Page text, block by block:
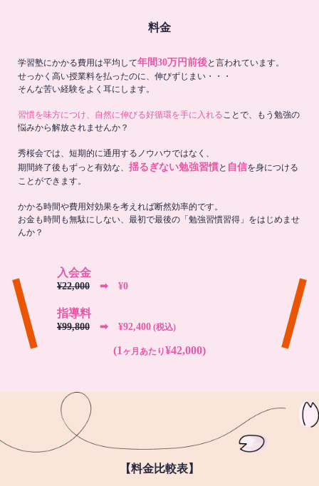
料金
学習塾にかかる費用は平均して年間30万円前後と言われています。
せっかく高い授業料を払ったのに、伸びずじまい・・・
そんな苦い経験をよく耳にします。
習慣を味方につけ、自然に伸びる好循環を手に入れる ことで、もう勉強の
悩みから解放されませんか？
秀桜会では、短期的に通用するノウハウではなく、
期間終了後もずっと有効な、 揺るぎない勉強習慣と 自信を身につける
ことができます。
かかる時間や費用対効果を考えれば断然効率的です。
お金も時間も無駄にしない、最初で最後の「勉強習慣習得」をはじめませ
んか？
入会金
¥22,000 ➡︎ ¥0
指導料
¥99,800 ➡︎ ¥92,400 (税込)
(1 ヶ月あたり¥42,000)
【料金比較表】